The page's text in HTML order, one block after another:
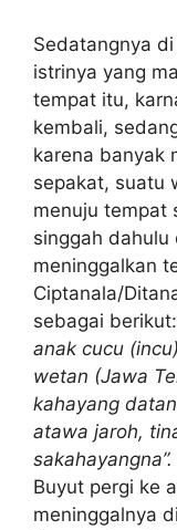
Sedatangnya
istrinya yang
tempat itu,
kembali,
karena banyak
sepakat, suatu
menuju tempat
singgah dahulu
meninggalkan
Ciptanala/
sebagai berikut:
anak cucu
wetan (Jawa
kahayang
atawa jaroh,
sakahayangna”.
Buyut pergi ke
meninggalnya